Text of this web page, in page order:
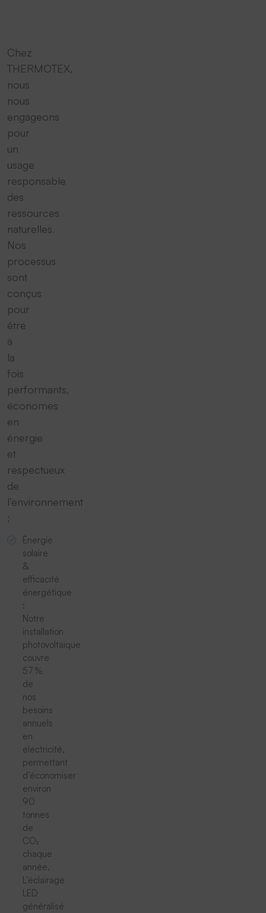
Chez
THERMOTEX,
nous
nous
engageons
pour
un
usage
responsable
des
ressources
naturelles.
Nos
processus
sont
conçus
pour
être
à
la
fois
performants,
économes
en
énergie
et
respectueux
de
l’environnement
:
Énergie
solaire
&
efficacité
énergétique
:
Notre
installation
photovoltaïque
couvre
57 %
de
nos
besoins
annuels
en
électricité,
permettant
d’économiser
environ
90
tonnes
de
CO₂
chaque
année.
L’éclairage
LED
généralisé